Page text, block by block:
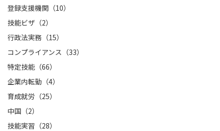
登録支援機関（10）
技能ビザ（2）
行政法実務（15）
コンプライアンス（33）
特定技能（66）
企業内転勤（4）
育成就労（25）
中国（2）
技能実習（28）